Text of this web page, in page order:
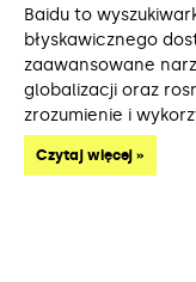
Baidu to
błyskawicznego
zaawansowane
globalizacji oraz
zrozumienie i
Czytaj więcej »